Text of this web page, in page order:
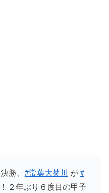
決勝、 #常葉大菊川 が #
２年ぶり６度目の甲子